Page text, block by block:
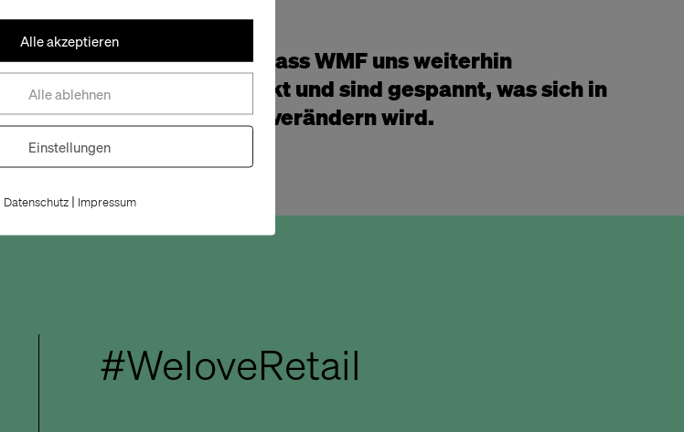
Wir freuen uns, dass WMF uns weiterhin
Vertrauen schenkt und sind gespannt, was sich in
den Stores alles verändern wird.
#WeloveRetail
Alle akzeptieren
Alle ablehnen
Einstellungen
Datenschutz| Impressum